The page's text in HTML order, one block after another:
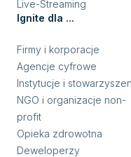
Live-Streaming
Ignite dla ...
Firmy i korporacje
Agencje cyfrowe
Instytucje i
NGO i organizacje non-
profit
Opieka zdrowotna
Deweloperzy